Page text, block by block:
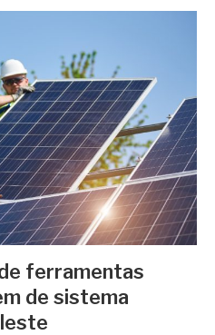
ferramentas
de sistema